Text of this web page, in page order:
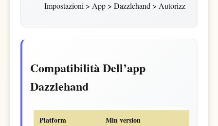
Impostazioni > App > Dazzlehand > Autorizz
Compatibilità Dell’app
Dazzlehand
Platform Min version